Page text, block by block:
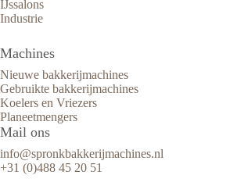
IJssalons
Industrie
Machines
Nieuwe bakkerijmachines
Gebruikte bakkerijmachines
Koelers en Vriezers
Planeetmengers
Mail ons
info@spronkbakkerijmachines.nl
+31 (0)488 45 20 51